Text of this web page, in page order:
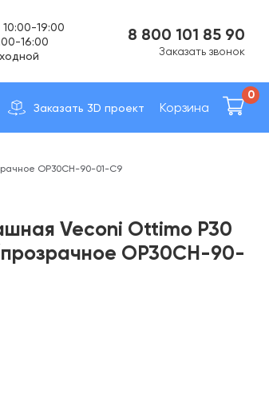
19:00
16:00
8 800 101 85 90
Заказать звонок
Заказать 3D проект Корзина
0
OP30CH-90-01-C9
Veconi Ottimo P30
OP30CH-90-